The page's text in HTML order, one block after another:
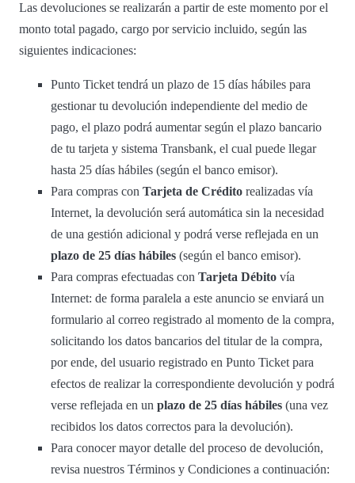
Las devoluciones se realizarán a partir de este momento por el
monto total pagado, cargo por servicio incluido, según las
siguientes indicaciones:
Punto Ticket tendrá un plazo de 15 días hábiles para
gestionar tu devolución independiente del medio de
pago, el plazo podrá aumentar según el plazo bancario
de tu tarjeta y sistema Transbank, el cual puede llegar
hasta 25 días hábiles (según el banco emisor).
Para compras con Tarjeta de Crédito realizadas vía
Internet, la devolución será automática sin la necesidad
de una gestión adicional y podrá verse reflejada en un
plazo de 25 días hábiles (según el banco emisor).
Para compras efectuadas con Tarjeta Débito vía
Internet: de forma paralela a este anuncio se enviará un
formulario al correo registrado al momento de la compra,
solicitando los datos bancarios del titular de la compra,
por ende, del usuario registrado en Punto Ticket para
efectos de realizar la correspondiente devolución y podrá
verse reflejada en un plazo de 25 días hábiles (una vez
recibidos los datos correctos para la devolución).
Para conocer mayor detalle del proceso de devolución,
revisa nuestros Términos y Condiciones a continuación: